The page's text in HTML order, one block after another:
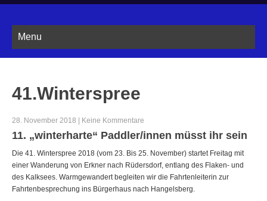
Menu
41.Winterspree
28. November 2018 Keine Kommentare
11. „winterharte“ Paddler/innen müsst ihr sein
Die 41. Winterspree 2018 (vom 23. Bis 25. November) startet Freitag mit
einer Wanderung von Erkner nach Rüdersdorf, entlang des Flaken- und
des Kalksees. Warmgewandert begleiten wir die Fahrtenleiterin zur
Fahrtenbesprechung ins Bürgerhaus nach Hangelsberg.